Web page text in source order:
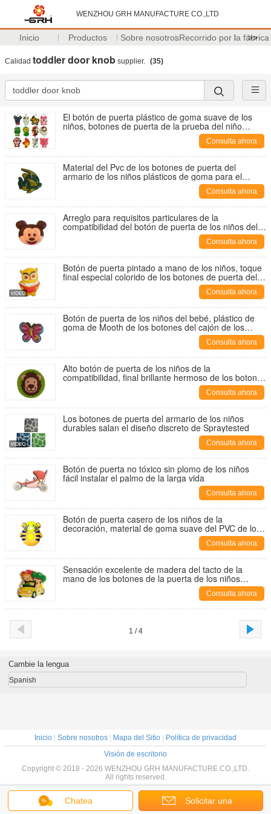
WENZHOU GRH MANUFACTURE CO.,LTD
Inicio Productos Sobre nosotrosRecorrido por la fábrica
>>
Calidad toddler door knob supplier. (35)
El botón de puerta plástico de goma suave de los
niños, botones de puerta de la prueba del niño
modificó color para requisitos particularesConsulta ahora
Material del Pvc de los botones de puerta del
armario de los niños plásticos de goma para el
guardarropa del aparador de los niñosConsulta ahora
Arreglo para requisitos particulares de la
compatibilidad del botón de puerta de los niños del
Consulta ahora
Botón de puerta pintado a mano de los niños, toque
final especial colorido de los botones de puerta del
Consulta ahora
Botón de puerta de los niños del bebé, plástico de
goma de Mooth de los botones del cajón de los
Consulta ahora
Alto botón de puerta de los niños de la
compatibilidad, final brillante hermoso de los botones
Consulta ahora
Los botones de puerta del armario de los niños
durables salan el diseño discreto de Spraytested
Consulta ahora
Botón de puerta no tóxico sin plomo de los niños
fácil instalar el palmo de la larga vida
Consulta ahora
Botón de puerta casero de los niños de la
decoración, material de goma suave del PVC de los
tiradores de puerta de la seguridad del bebé
Consulta ahora
Sensación excelente de madera del tacto de la
mano de los botones de la puerta de los niños
Consulta ahora
1 / 4
Chatea Solicitar una
Cambie la lengua
Spanish
Inicio Sobre nosotros Mapa del Sitio
Política de privacidad
Visión de escritorio
Copyright © 2018 - 2026 WENZHOU GRH MANUFACTURE CO.,LTD.
All rights reserved.